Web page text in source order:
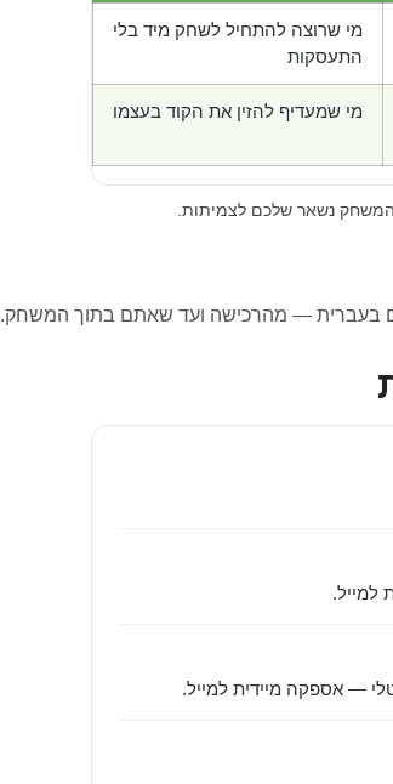
מי שרוצה להתחיל לשחק מיד בלי
התעסקות
מי שמעדיף להזין את הקוד בעצמו
נשאר שלכם לצמיתות.
בעברית — מהרכישה ועד שאתם בתוך המשחק.
למייל.